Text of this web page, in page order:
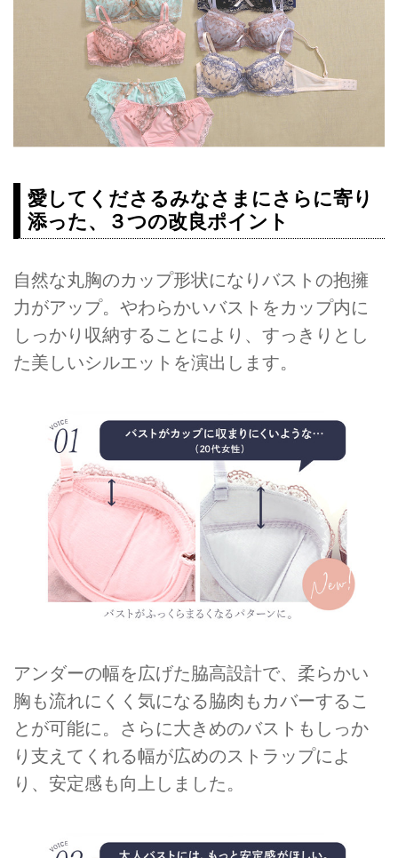
愛してくださるみなさまにさらに寄り
添った、３つの改良ポイント
自然な丸胸のカップ形状になりバストの抱擁
力がアップ。やわらかいバストをカップ内に
しっかり収納することにより、すっきりとし
た美しいシルエットを演出します。
アンダーの幅を広げた脇高設計で、柔らかい
胸も流れにくく気になる脇肉もカバーするこ
とが可能に。さらに大きめのバストもしっか
り支えてくれる幅が広めのストラップによ
り、安定感も向上しました。